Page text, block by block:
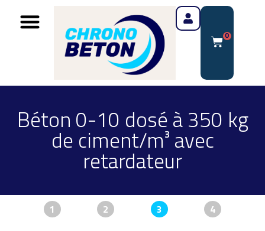
0
Béton 0-10 dosé à 350 kg
de ciment/m³ avec
retardateur
1 2 3 4